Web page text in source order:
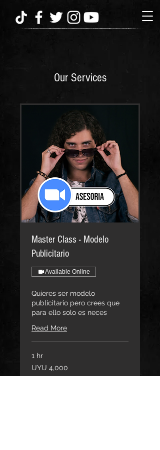
Our Services
Master Class - Modelo
Publicitario
Available Online
Quieres ser modelo
publicitario pero crees que
para ello solo es neces
Read More
1 hr
4,000
Uruguayan
pesos
UYU 4,000